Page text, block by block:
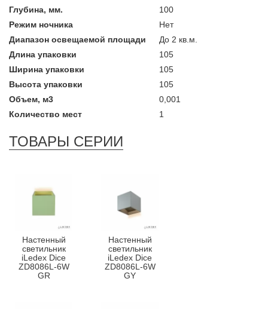
Глубина, мм.
100
Режим ночника
Нет
Диапазон освещаемой площади
До 2 кв.м.
Длина упаковки
105
Ширина упаковки
105
Высота упаковки
105
Объем, м3
0,001
Количество мест
1
ТОВАРЫ СЕРИИ
Настенный
светильник
iLedex Dice
ZD8086L-6W
GR
Настенный
светильник
iLedex Dice
ZD8086L-6W
GY